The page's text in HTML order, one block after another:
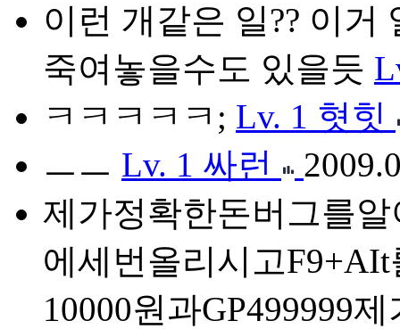
이런 개같은 일?? 이거
죽여놓을수도 있을듯
ㅋㅋㅋㅋㅋ; Lv. 1 혓힛
ㅡㅡ Lv. 1 싸런
제가정확한돈버그를
에세번올리시고
10000원과GP499999